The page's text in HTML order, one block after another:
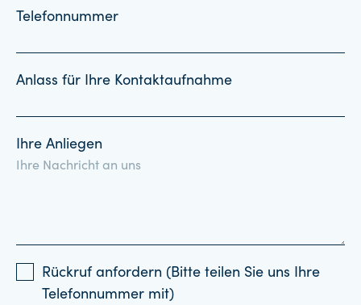
Telefonnummer
Anlass für Ihre Kontaktaufnahme
Ihre Anliegen
Rückruf anfordern (Bitte teilen Sie uns Ihre
Telefonnummer mit)